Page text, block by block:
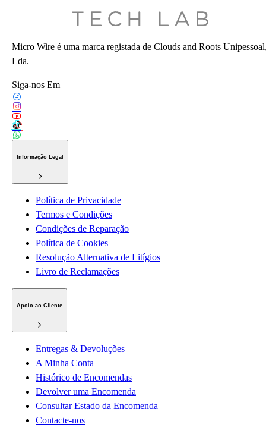
Micro Wire é uma marca registada de Clouds and Roots
Lda.
Siga-nos Em
Informação Legal
Política de Privacidade
Termos e Condições
Condições de Reparação
Política de Cookies
Resolução Alternativa de Litígios
Livro de Reclamações
Apoio ao Cliente
Entregas & Devoluções
A Minha Conta
Histórico de Encomendas
Devolver uma Encomenda
Consultar Estado da Encomenda
Contacte-nos